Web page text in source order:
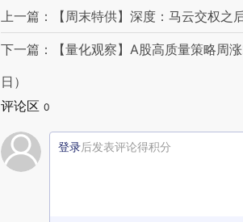
上一篇：【周末特供】深度：马云交权之
下一篇：【量化观察】A股高质量策略周
日）
评论区 0
登录后发表评论得积分